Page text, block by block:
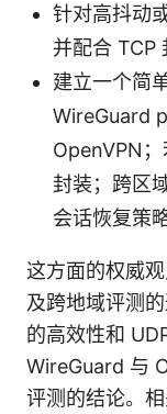
针对高抖动
并配合 TCP
建立一个简
WireGuard
OpenVPN
封装；跨区
会话恢复策略
这方面的权威
及跨地域评测
的高效性和
WireGuard 与
评测的结论。